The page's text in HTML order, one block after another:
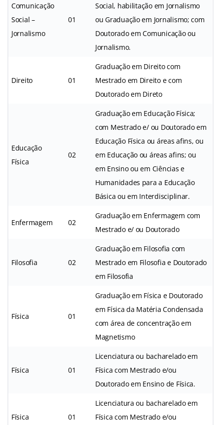
Comunicação
Social –
Jornalismo
01
Social, habilitação em Jornalismo
ou Graduação em Jornalismo; com
Doutorado em Comunicação ou
Jornalismo.
Direito 01
Graduação em Direito com
Mestrado em Direito e com
Doutorado em Direto
Educação
Física
02
Graduação em Educação Física;
com Mestrado e/ ou Doutorado em
Educação Física ou áreas afins, ou
em Educação ou áreas afins; ou
em Ensino ou em Ciências e
Humanidades para a Educação
Básica ou em Interdisciplinar.
Enfermagem 02
Graduação em Enfermagem com
Mestrado e/ ou Doutorado
Filosofia 02
Graduação em Filosofia com
Mestrado em Filosofia e Doutorado
em Filosofia
Física 01
Graduação em Física e Doutorado
em Física da Matéria Condensada
com área de concentração em
Magnetismo
Física 01
Licenciatura ou bacharelado em
Física com Mestrado e/ou
Doutorado em Ensino de Física.
Física 01
Licenciatura ou bacharelado em
Física com Mestrado e/ou